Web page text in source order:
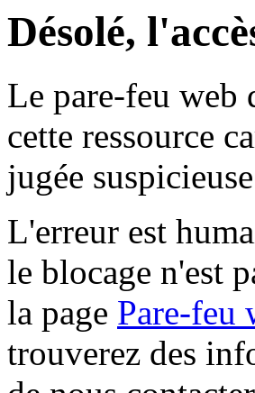
Désolé,
Le pare-feu web
cette ressource
jugée
L'erreur est
le blocage n'est
la page Pare-feu
trouverez des